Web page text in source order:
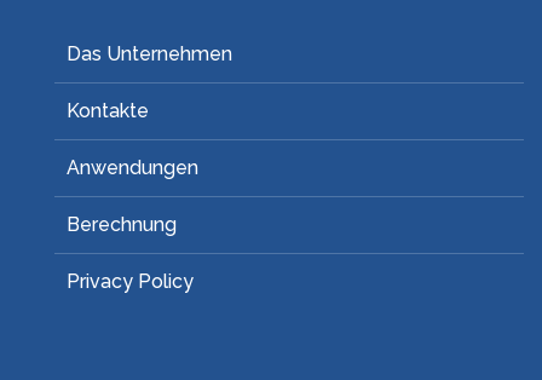
Das Unternehmen
Kontakte
Anwendungen
Berechnung
Privacy Policy